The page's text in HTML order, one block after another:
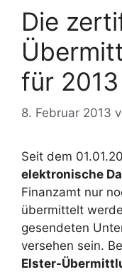
Die
für
8. Februar 2013
Seit dem
elektronische
Finanzamt nur
übermittelt
gesendeten
versehen sein.
Elster-